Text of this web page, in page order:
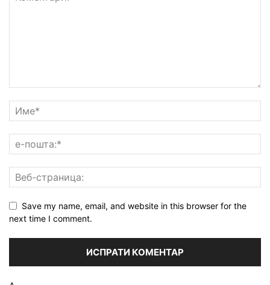
Save my name, email, and website in this browser for the
next time I comment.